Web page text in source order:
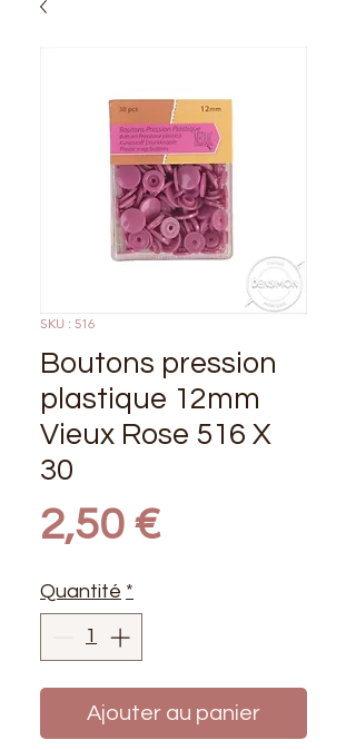
SKU : 516
Boutons pression
plastique 12mm
Vieux Rose 516 X
30
2,50 €Prix
Quantité *
Ajouter au panier